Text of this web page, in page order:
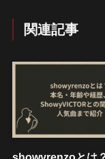
関連記事